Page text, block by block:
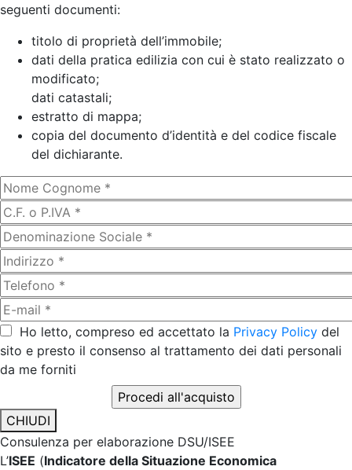
seguenti documenti:
titolo di proprietà dell’immobile;
dati della pratica edilizia con cui è stato realizzato o
modificato;
dati catastali;
estratto di mappa;
copia del documento d’identità e del codice fiscale
del dichiarante.
Ho letto, compreso ed accettato la Privacy Policy del
sito e presto il consenso al trattamento dei dati personali
da me forniti
CHIUDI
Consulenza per elaborazione DSU/ISEE
L’ISEE (Indicatore della Situazione Economica